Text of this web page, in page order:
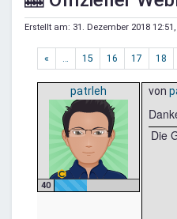
Erstellt am: 31. Dezember 2018 12:51
« … 15 16 17 18
patrleh
40
von
Die